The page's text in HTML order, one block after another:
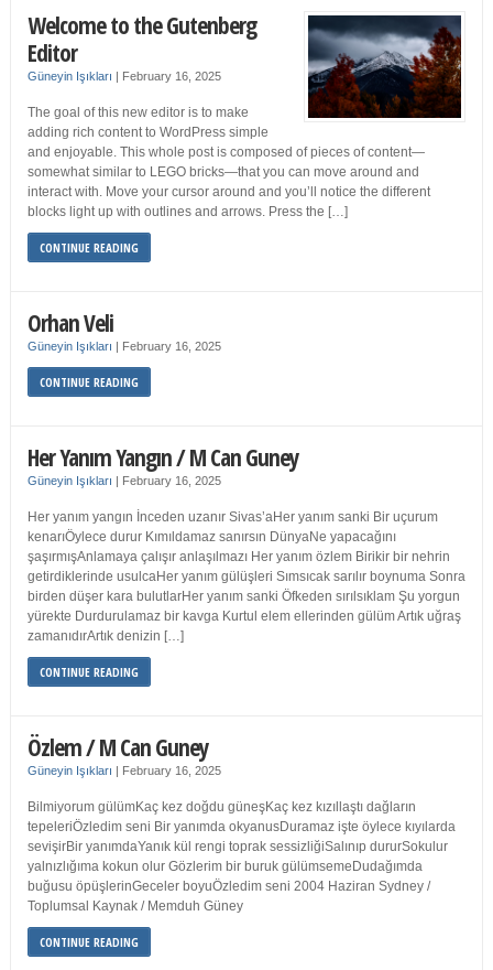
Welcome to the Gutenberg
Editor
Güneyin Işıkları | February 16, 2025
The goal of this new editor is to make
adding rich content to WordPress simple
and enjoyable. This whole post is composed of pieces of content—
somewhat similar to LEGO bricks—that you can move around and
interact with. Move your cursor around and you’ll notice the different
blocks light up with outlines and arrows. Press the […]
CONTINUE READING
Orhan Veli
Güneyin Işıkları | February 16, 2025
CONTINUE READING
Her Yanım Yangın / M Can Guney
Güneyin Işıkları | February 16, 2025
Her yanım yangın İnceden uzanır Sivas’aHer yanım sanki Bir uçurum
kenarıÖylece durur Kımıldamaz sanırsın DünyaNe yapacağını
şaşırmışAnlamaya çalışır anlaşılmazı Her yanım özlem Birikir bir nehrin
getirdiklerinde usulcaHer yanım gülüşleri Sımsıcak sarılır boynuma Sonra
birden düşer kara bulutlarHer yanım sanki Öfkeden sırılsıklam Şu yorgun
yürekte Durdurulamaz bir kavga Kurtul elem ellerinden gülüm Artık uğraş
zamanıdırArtık denizin […]
CONTINUE READING
Özlem / M Can Guney
Güneyin Işıkları | February 16, 2025
Bilmiyorum gülümKaç kez doğdu güneşKaç kez kızıllaştı dağların
tepeleriÖzledim seni Bir yanımda okyanusDuramaz işte öylece kıyılarda
sevişirBir yanımdaYanık kül rengi toprak sessizliğiSalınıp dururSokulur
yalnızlığıma kokun olur Gözlerim bir buruk gülümsemeDudağımda
buğusu öpüşlerinGeceler boyuÖzledim seni 2004 Haziran Sydney /
Toplumsal Kaynak / Memduh Güney
CONTINUE READING